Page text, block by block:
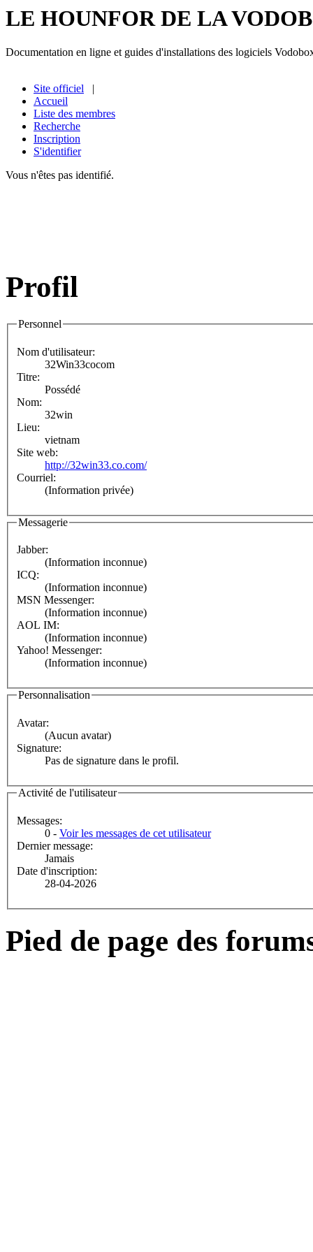
LE HOUNFOR DE LA
Documentation en ligne et guides d'installations des logiciels
Site officiel |
Accueil
Liste des membres
Recherche
Inscription
S'identifier
Vous n'êtes pas identifié.
Profil
Personnel
Nom d'utilisateur:
32Win33cocom
Titre:
Possédé
Nom:
32win
Lieu:
vietnam
Site web:
http://32win33.co.com/
Courriel:
(Information privée)
Messagerie
Jabber:
(Information inconnue)
ICQ:
(Information inconnue)
MSN Messenger:
(Information inconnue)
AOL IM:
(Information inconnue)
Yahoo! Messenger:
(Information inconnue)
Personnalisation
Avatar:
(Aucun avatar)
Signature:
Pas de signature dans le profil.
Activité de l'utilisateur
Messages:
0 - Voir les messages de cet utilisateur
Dernier message:
Jamais
Date d'inscription:
28-04-2026
Pied de page des